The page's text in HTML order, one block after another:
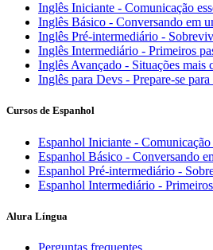
Inglês Iniciante - Comunicação
Inglês Básico - Conversando em
Inglês Pré-intermediário -
Inglês Intermediário - Primeiros
Inglês Avançado - Situações mais
Inglês para Devs - Prepare-se
Cursos de Espanhol
Espanhol Iniciante - Comunicação
Espanhol Básico - Conversando
Espanhol Pré-intermediário -
Espanhol Intermediário -
Alura Língua
Perguntas frequentes